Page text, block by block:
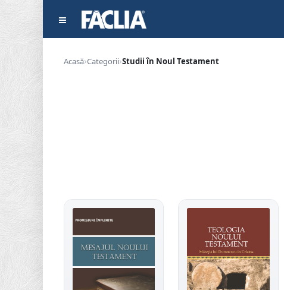
Acasă Categorii Studii în Noul Testament